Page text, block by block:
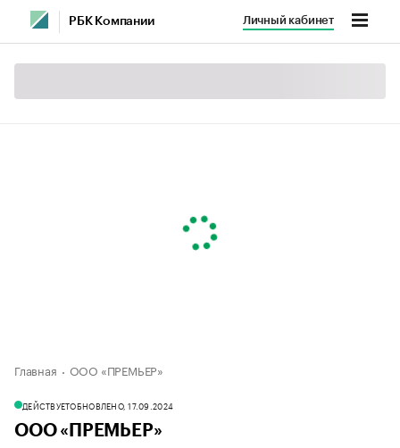
РБК Компании Личный кабинет
Главная ООО «ПРЕМЬЕР»
ДЕЙСТВУЕТОБНОВЛЕНО, 17.09.2024
ООО «ПРЕМЬЕР»